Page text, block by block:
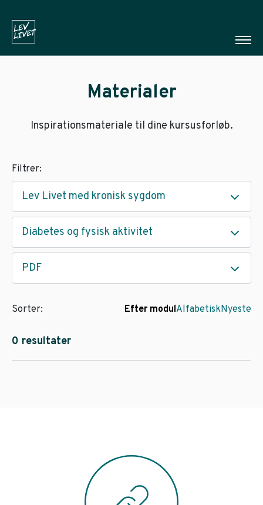
Materialer
Inspirationsmateriale til dine kursusforløb.
Filtrer:
Lev Livet med kronisk sygdom
Diabetes og fysisk aktivitet
PDF
0 resultater
Sorter: Efter modulAlfabetiskNyeste